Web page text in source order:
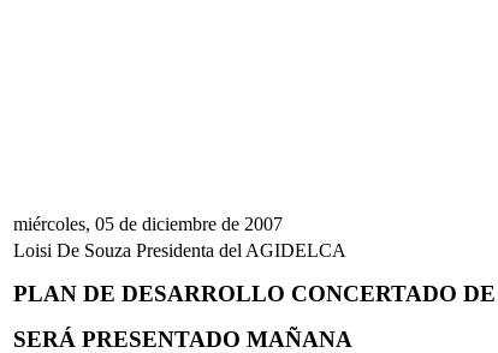
miércoles, 05 de diciembre de 2007
Loisi De Souza Presidenta del AGIDELCA
PLAN DE DESARROLLO CONCERTADO
SERÁ PRESENTADO MAÑANA